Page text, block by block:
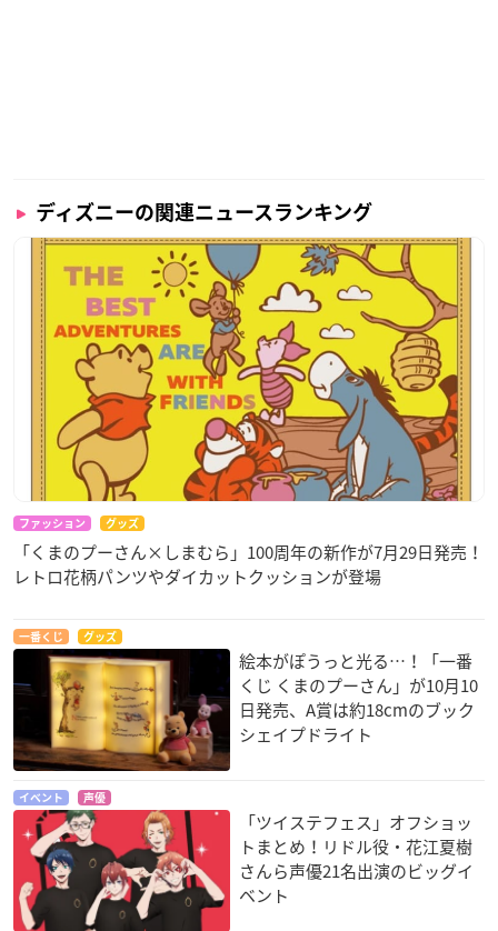
ディズニーの関連ニュースランキング
ファッション グッズ
「くまのプーさん×しまむら」100周年の新作が7月29日発売！
レトロ花柄パンツやダイカットクッションが登場
一番くじ グッズ
絵本がぽうっと光る…！「一番
くじ くまのプーさん」が10月10
日発売、A賞は約18cmのブック
シェイプドライト
イベント 声優
「ツイステフェス」オフショッ
トまとめ！リドル役・花江夏樹
さんら声優21名出演のビッグイ
ベント